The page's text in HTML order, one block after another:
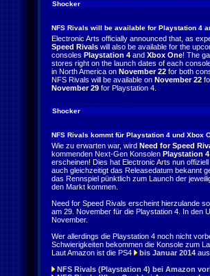
Shocker
NFS Rivals will be available for Playstation 4
Electronic Arts officially announced that, as
Speed Rivals will also be available for the
consoles Playstation 4 and Xbox One! The
stores right on the launch dates of each
in North America on November 22 for both
NFS Rivals will be available on November 22
November 29 for Playstation 4.
Shocker
NFS Rivals kommt für Playstation 4 und Xbox
Wie zu erwarten war, wird Need for Speed
kommenden Next-Gen Konsolen Playstation 4
erscheinen! Dies hat Electronic Arts nun
auch gleichzeitigt das Releasedatum bekannt
das Rennspiel pünktlich zum Launch der
den Markt kommen.
Need for Speed Rivals erscheint hierzulande
am 29. November für die Playstation 4. In den
November.
Wer allerdings die Playstation 4 noch nicht
Schwierigkeiten bekommen die Konsole zum
Laut Amazon ist die PS4
bis Januar 2014
NFS Rivals (Playstation 4) bei Amazon